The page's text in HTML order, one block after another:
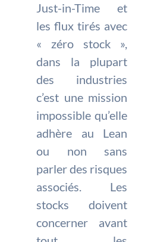
Just-in-Time et
les flux tirés avec
« zéro stock »,
dans la plupart
des industries
c’est une mission
impossible qu’elle
adhère au Lean
ou non sans
parler des risques
associés. Les
stocks doivent
concerner avant